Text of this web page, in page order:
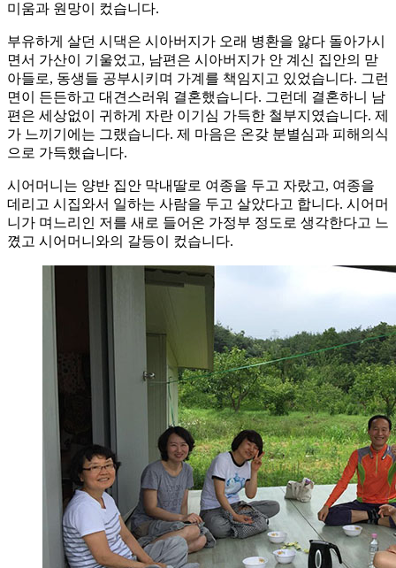
미움과 원망이 컸습니다.
부유하게 살던 시댁은 시아버지가 오래 병환을 앓다 돌아가시
면서 가산이 기울었고, 남편은 시아버지가 안 계신 집안의 맏
아들로, 동생들 공부시키며 가계를 책임지고 있었습니다. 그런
면이 든든하고 대견스러워 결혼했습니다. 그런데 결혼하니 남
편은 세상없이 귀하게 자란 이기심 가득한 철부지였습니다. 제
가 느끼기에는 그랬습니다. 제 마음은 온갖 분별심과 피해의식
으로 가득했습니다.
시어머니는 양반 집안 막내딸로 여종을 두고 자랐고, 여종을
데리고 시집와서 일하는 사람을 두고 살았다고 합니다. 시어머
니가 며느리인 저를 새로 들어온 가정부 정도로 생각한다고 느
꼈고 시어머니와의 갈등이 컸습니다.